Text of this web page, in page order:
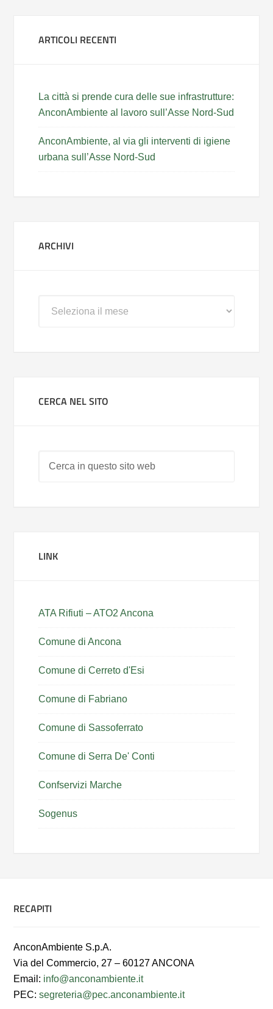
ARTICOLI RECENTI
La città si prende cura delle sue infrastrutture:
AnconAmbiente al lavoro sull’Asse Nord-Sud
AnconAmbiente, al via gli interventi di igiene
urbana sull’Asse Nord-Sud
ARCHIVI
CERCA NEL SITO
LINK
ATA Rifiuti – ATO2 Ancona
Comune di Ancona
Comune di Cerreto d'Esi
Comune di Fabriano
Comune di Sassoferrato
Comune di Serra De' Conti
Confservizi Marche
Sogenus
RECAPITI
AnconAmbiente S.p.A.
Via del Commercio, 27 – 60127 ANCONA
Email: info@anconambiente.it
PEC:segreteria@pec.anconambiente.it